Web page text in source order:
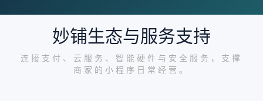
妙铺生态与服务支持
连接支付、云服务、智能硬件与安全服务，支撑
商家的小程序日常经营。